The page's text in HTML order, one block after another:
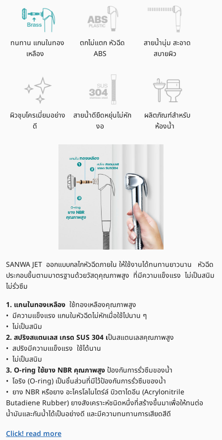
ทนทาน แกนในทอง
เหลือง
ตกไม่แตก หัวฉีด
ABS
สายน้ำนุ่ม สะอาด
สบายผิว
ผิวชุบโครเมี่ยมอย่าง
ดี
สายน้ำดียืดหยุ่นไม่หัก
งอ
ผลิตภัณฑ์สำหรับ
ห้องน้ำ
SANWA JET ออกแบบกลไกหัวฉีดภายใน ให้ใช้งานได้ทนทานยาวนาน หัวฉีด
ประกอบขึ้นตามมาตรฐานด้วยวัสดุคุณภาพสูง ที่มีความแข็งแรง ไม่เป็นสนิม
ไม่รั่วซึม
1. แกนในทองเหลือง ใช้ทองเหลืองคุณภาพสูง
• มีความแข็งแรง แกนในหัวฉีดไม่หักเมื่อใช้ไปนาน ๆ
• ไม่เป็นสนิม
2. สปริงสแตนเลส เกรด SUS 304 เป็นสแตนเลสคุณภาพสูง
• สปริงมีความเแข็งแรง ใช้ได้นาน
• ไม่เป็นสนิม
3. O-ring ใช้ยาง NBR คุณภาพสูง ป้องกันการรั่วซึมของน้ำ
• โอริง (O-ring) เป็นชิ้นส่วนที่มีไว้ป้องกันการรั่วซึมของน้ำ
• ยาง NBR หรือยาง อะไครโลไนไตร์ล์ บิวตาไดอีน (Acrylonitrile
Butadiene Rubber) ยางสังเคราะห์ชนิดหนึ่งที่สร้างขึ้นมาเพื่อให้ทนต่อ
น้ำมันและกันน้ำได้เป็นอย่างดี และมีความทนทานการเสียดสีดี
Click! read more